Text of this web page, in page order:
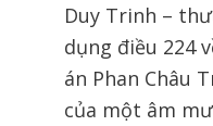
Duy Trinh –
dụng điều 224
án Phan Châu
của một âm